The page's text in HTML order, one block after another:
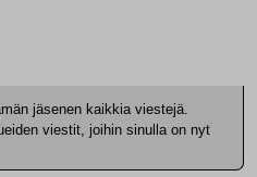
jäsenen kaikkia viestejä.
viestit, joihin sinulla on nyt